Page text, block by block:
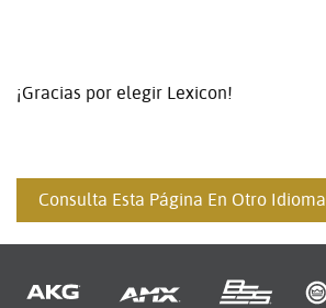
¡Gracias por elegir Lexicon!
Consulta Esta Página En Otro Idioma